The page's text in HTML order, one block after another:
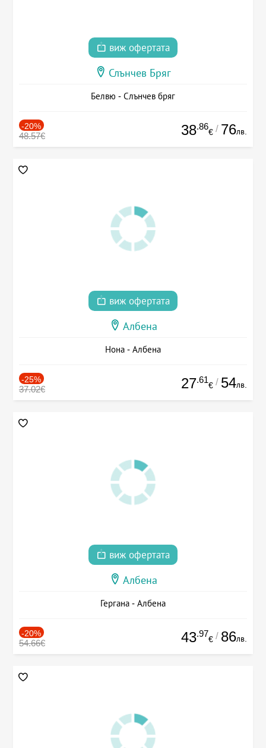
виж офертата
Слънчев Бряг
Белвю - Слънчев бряг
-20%
48.57€ 38.86
€ / 76лв.
виж офертата
Албена
Нона - Албена
-25%
37.02€ 27.61
€ / 54лв.
виж офертата
Албена
Гергана - Албена
-20%
54.66€ 43.97
€ / 86лв.